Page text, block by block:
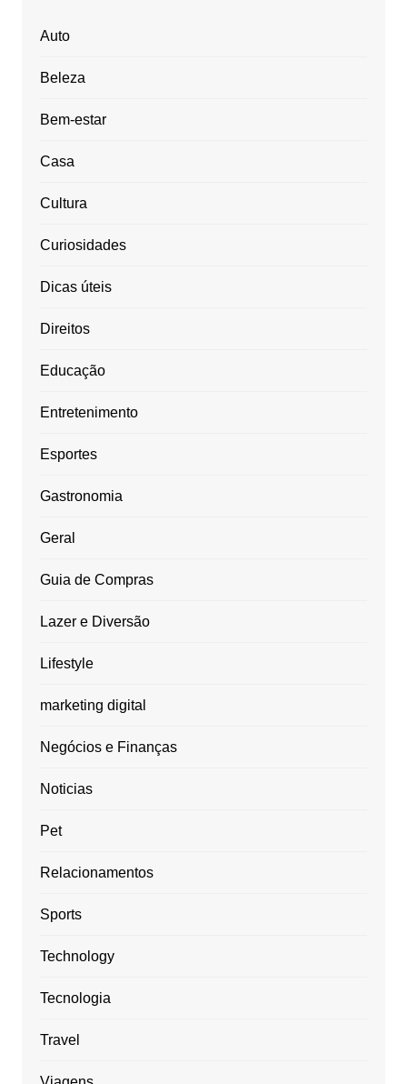
Auto
Beleza
Bem-estar
Casa
Cultura
Curiosidades
Dicas úteis
Direitos
Educação
Entretenimento
Esportes
Gastronomia
Geral
Guia de Compras
Lazer e Diversão
Lifestyle
marketing digital
Negócios e Finanças
Noticias
Pet
Relacionamentos
Sports
Technology
Tecnologia
Travel